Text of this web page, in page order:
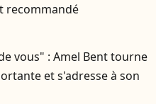
recommandé
vous" : Amel Bent tourne
et s'adresse à son